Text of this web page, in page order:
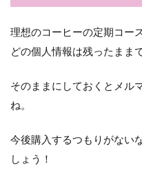
理想のコーヒーの定期コー
どの個人情報は残ったままで
そのままにしておくとメル
ね。
今後購入するつもりがない
しょう！